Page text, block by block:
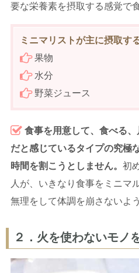
要な栄養素を摂取する感覚で
ミニマリストが主に摂取す
果物
水分
野菜ジュース
食事を用意して、食べる
だと感じているタイプの究極
時間を割こうとしません。 初
人が、いきなり食事をミニマ
無理をして体調を崩さないよ
２．火を使わないモノ